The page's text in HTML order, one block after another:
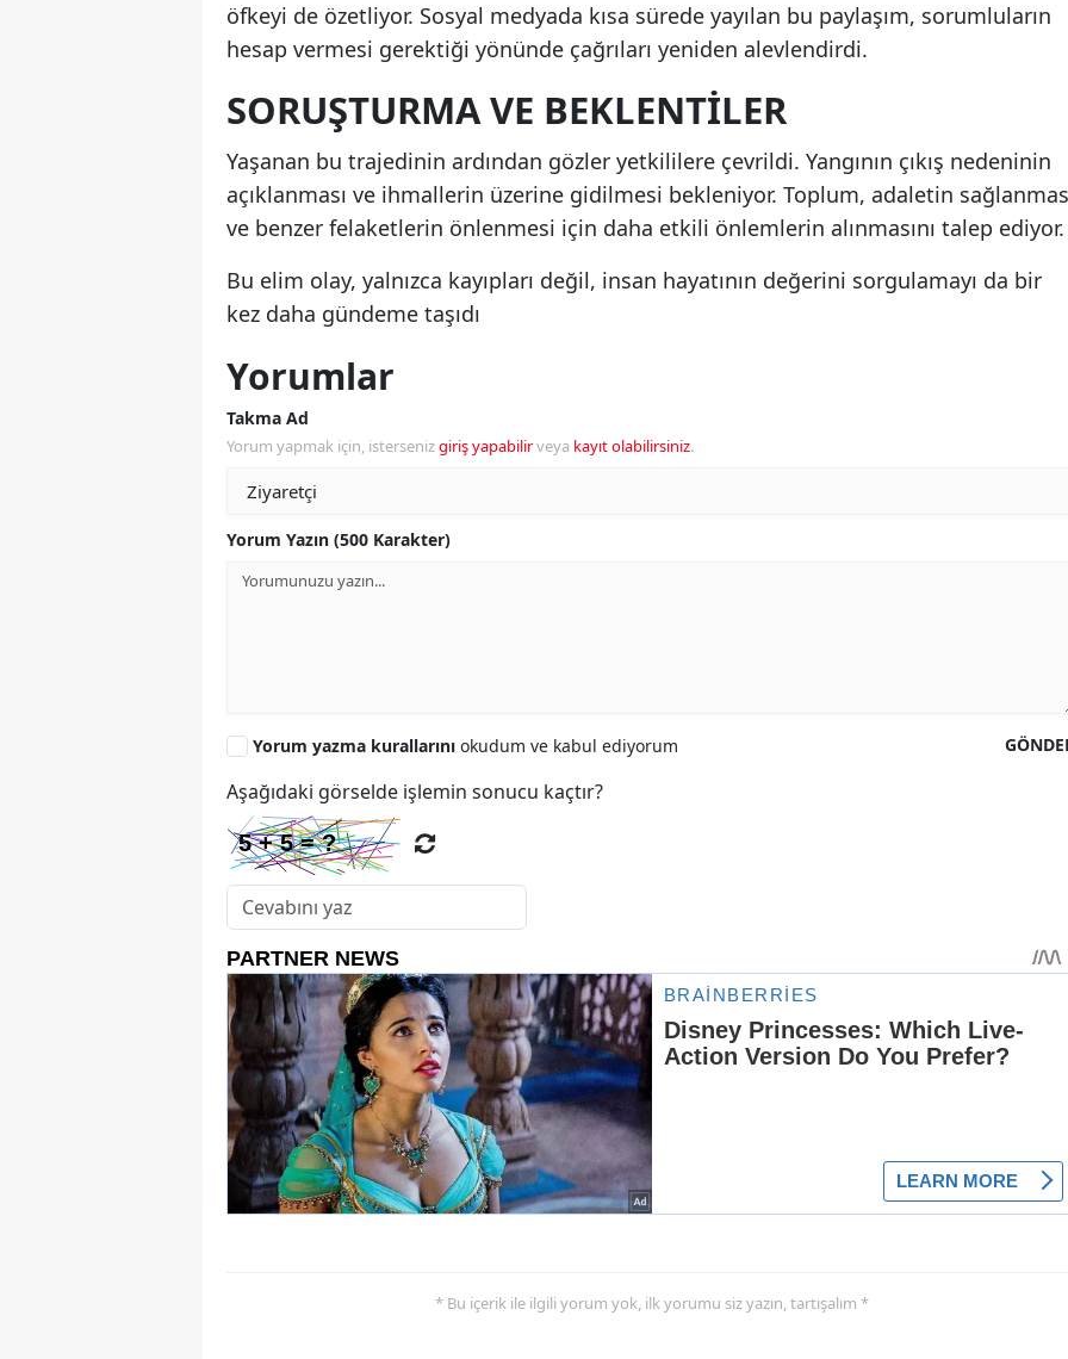
öfkeyi de özetliyor. Sosyal medyada kısa sürede yayılan bu paylaşım, sorumluların
hesap vermesi gerektiği yönünde çağrıları yeniden alevlendirdi.
SORUŞTURMA VE BEKLENTILER
Yaşanan bu trajedinin ardından gözler yetkililere çevrildi. Yangının çıkış nedeninin
açıklanması ve ihmallerin üzerine gidilmesi bekleniyor. Toplum, adaletin
ve benzer felaketlerin önlenmesi için daha etkili önlemlerin alınmasını talep ediyor.
Bu elim olay, yalnızca kayıpları değil, insan hayatının değerini sorgulamayı da bir
kez daha gündeme taşıdı
Yorumlar
Takma Ad
Yorum yapmak için, istersenizgiriş yapabilirveya kayıt olabilirsiniz.
Yorum Yazın (500 Karakter)
Yorum yazma kurallarını okudum ve kabul ediyorum
Aşağıdaki görselde işlemin sonucu kaçtır?
* Bu içerik ile ilgili yorum yok, ilk yorumu siz yazın, tartışalım *